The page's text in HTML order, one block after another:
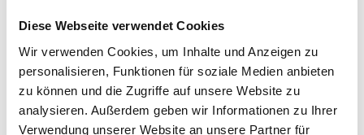
Diese Webseite verwendet Cookies
Wir verwenden Cookies, um Inhalte und Anzeigen zu
personalisieren, Funktionen für soziale Medien anbieten
zu können und die Zugriffe auf unsere Website zu
analysieren. Außerdem geben wir Informationen zu Ihrer
Verwendung unserer Website an unsere Partner für
Bielefeld Pizza bestellen
Buchholz Pizza bestellen
Buxtehude Pizza bestellen
Dortmund Pizza bestellen
Düren Pizza bestellen
Elmshorn Pizza bestellen
Geesthacht Pizza bestellen